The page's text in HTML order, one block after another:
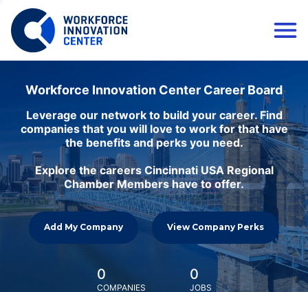
Workforce Innovation Center Career Board
Leverage our network to build your career. Find
companies that you will love to work for that have
the benefits and perks you need.
Explore the careers Cincinnati USA Regional
Chamber Members have to offer.
Add My Company View Company Perks
0
COMPANIES
0
JOBS